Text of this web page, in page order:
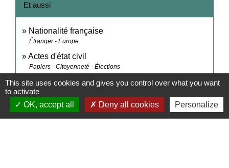
Et aussi
Nationalité française
Étranger - Europe
Actes d'état civil
Papiers - Citoyenneté - Élections
Légalisation de documents d'origine étrangère
(authentification)
Papiers - Citoyenneté - Élections
This site uses cookies and gives you control over what you want
to activate
OK, accept all
Deny all cookies Personalize